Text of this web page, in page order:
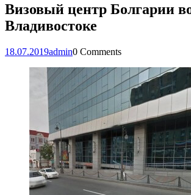
Визовый центр Болгарии
Владивостоке
18.07.2019admin0 Comments